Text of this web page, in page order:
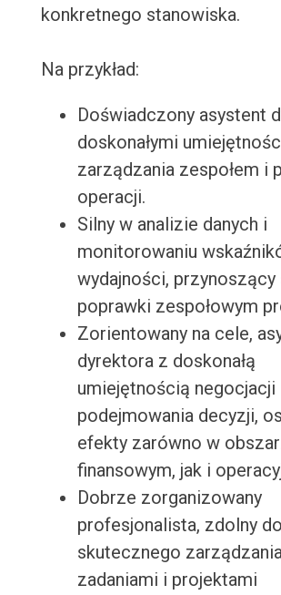
konkretnego stanowiska.
Na przykład:
Doświadczony asystent
doskonałymi
zarządzania zespołem i
operacji.
Silny w analizie danych i
monitorowaniu
wydajności,
poprawki zespołowym
Zorientowany na cele,
dyrektora z doskonałą
umiejętnością negocjacji
podejmowania decyzji,
efekty zarówno w
finansowym, jak i
Dobrze zorganizowany
profesjonalista, zdolny do
skutecznego
zadaniami i projektami